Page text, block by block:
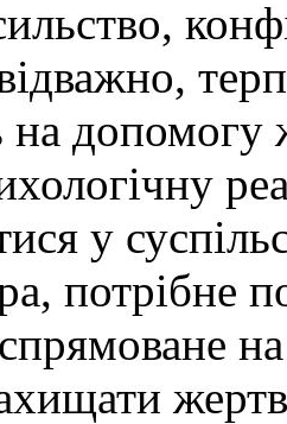
допомогу
у
потрібне